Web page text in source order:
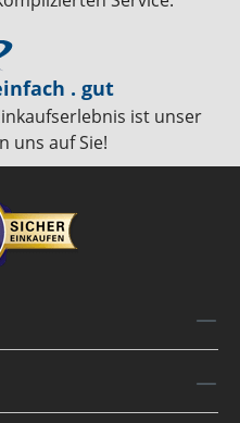
. gut
ist unser
uns auf Sie!